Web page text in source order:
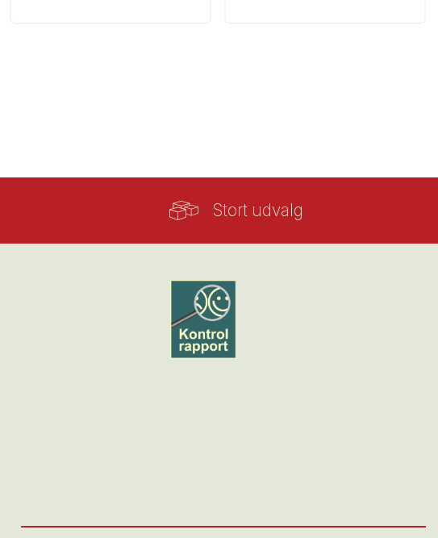
Stort udvalg